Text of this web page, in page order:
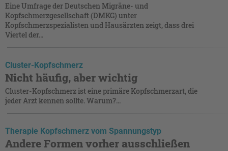
Eine Umfrage der Deutschen Migräne- und
Kopfschmerzgesellschaft (DMKG) unter
Kopfschmerzspezialisten und Hausärzten zeigt, dass drei
Viertel der...
Cluster-Kopfschmerz
Nicht häufig, aber wichtig
Cluster-Kopfschmerz ist eine primäre Kopfschmerzart, die
jeder Arzt kennen sollte. Warum?...
Therapie Kopfschmerz vom Spannungstyp
Andere Formen vorher ausschließen